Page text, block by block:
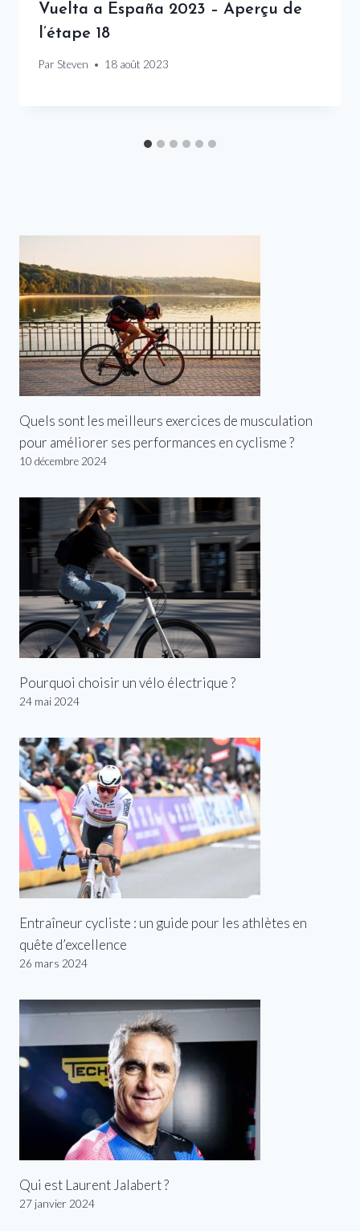
Vuelta a España 2023 – Aperçu de
l’étape 18
Par Steven 18 août 2023
Quels sont les meilleurs exercices de musculation
pour améliorer ses performances en cyclisme ?
10 décembre 2024
Pourquoi choisir un vélo électrique ?
24 mai 2024
Entraîneur cycliste : un guide pour les athlètes en
quête d’excellence
26 mars 2024
Qui est Laurent Jalabert ?
27 janvier 2024